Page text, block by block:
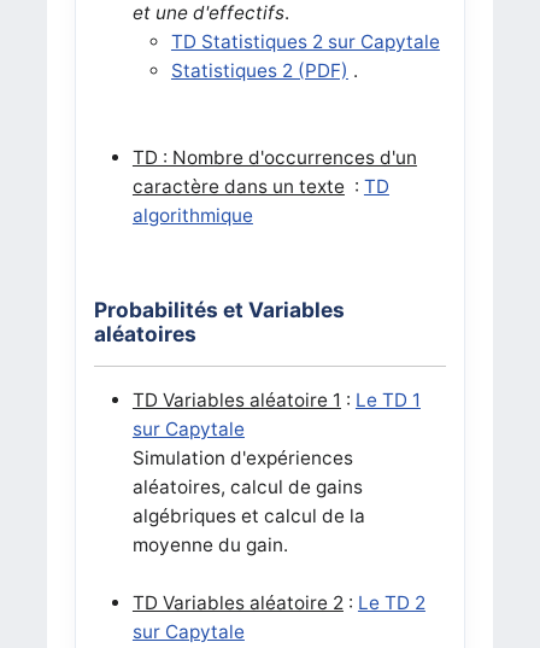
et une d'effectifs.
TD Statistiques 2 sur Capytale
Statistiques 2 (PDF) .
TD : Nombre d'occurrences d'un
caractère dans un texte : TD
algorithmique
Probabilités et Variables
aléatoires
TD Variables aléatoire 1 : Le TD 1
sur Capytale
Simulation d'expériences
aléatoires, calcul de gains
algébriques et calcul de la
moyenne du gain.
TD Variables aléatoire 2: Le TD 2
sur Capytale